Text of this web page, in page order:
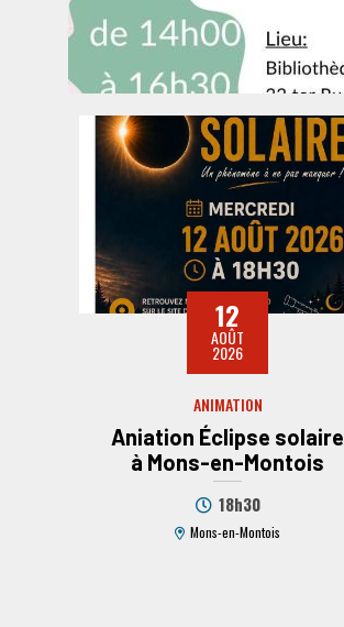
12
AOÛT
2026
ANIMATION
Aniation Éclipse solaire
à Mons-en-Montois
18h30
Mons-en-Montois